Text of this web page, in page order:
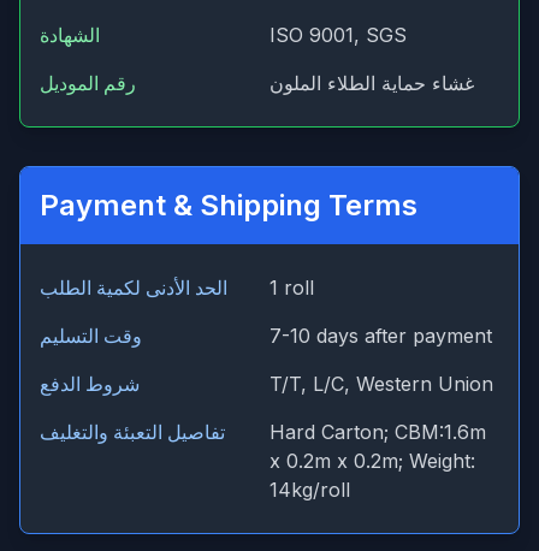
الشهادة
ISO 9001, SGS
رقم الموديل
غشاء حماية الطلاء الملون
Payment & Shipping Terms
الحد الأدنى لكمية الطلب
1 roll
وقت التسليم
7-10 days after payment
شروط الدفع
T/T, L/C, Western Union
تفاصيل التعبئة والتغليف
Hard Carton; CBM:1.6m
x 0.2m x 0.2m; Weight:
14kg/roll